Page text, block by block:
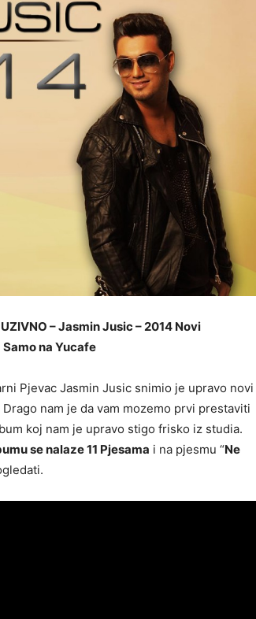
– Jasmin Jusic – 2014 Novi
na Yucafe
Pjevac Jasmin Jusic snimio je upravo novi
Drago nam je da vam mozemo prvi prestaviti
koj nam je upravo stigo frisko iz studia.
se nalaze 11 Pjesama i na pjesmu “Ne